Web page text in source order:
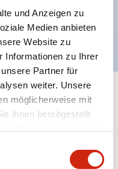
und Anzeigen zu
Medien anbieten
Website zu
Informationen zu Ihrer
Partner für
weiter. Unsere
möglicherweise mit
ihnen bereitgestellt
Alle erweitern
illuminated